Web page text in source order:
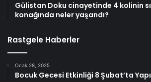
Gülistan Doku cinayetinde 4 kolinin
konağında neler yaşandı?
Rastgele Haberler
Ocak 28, 2025
Bocuk Gecesi Etkinliği 8 Şubat’ta